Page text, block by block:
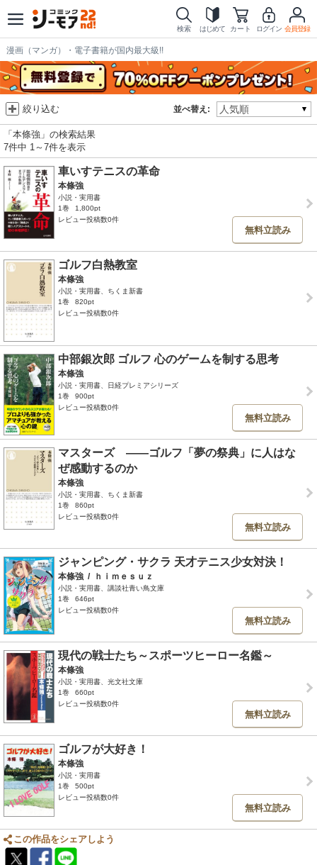
検索 はじめて カート ログイン 会員登録
漫画（マンガ）・電子書籍が国内最大級!!
並べ替え:
絞り込む
「本條強」の検索結果
7件中 1～7件を表示
車いすテニスの革命
本條強
小説・実用書
1巻
1,800pt
レビュー投稿数0件
無料立読み
ゴルフ白熱教室
本條強
小説・実用書、ちくま新書
1巻
820pt
レビュー投稿数0件
中部銀次郎 ゴルフ 心のゲームを制する思考
本條強
小説・実用書、日経プレミアシリーズ
1巻
900pt
レビュー投稿数0件
無料立読み
マスターズ ――ゴルフ「夢の祭典」に人はな
ぜ感動するのか
本條強
小説・実用書、ちくま新書
1巻
860pt
レビュー投稿数0件
無料立読み
ジャンピング・サクラ 天才テニス少女対決！
本條強 / ｈｉｍｅｓｕｚ
小説・実用書、講談社青い鳥文庫
1巻
646pt
レビュー投稿数0件
無料立読み
現代の戦士たち～スポーツヒーロー名鑑～
本條強
小説・実用書、光文社文庫
1巻
660pt
レビュー投稿数0件
無料立読み
ゴルフが大好き！
本條強
小説・実用書
1巻
500pt
レビュー投稿数0件
無料立読み
この作品をシェアしよう